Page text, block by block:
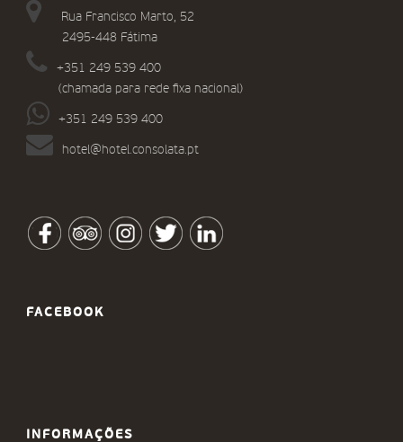
Rua Francisco Marto, 52
2495-448 Fátima
+351 249 539 400
(chamada para rede fixa nacional)
+351 249 539 400
hotel@hotel.consolata.pt
FACEBOOK
INFORMAÇÕES